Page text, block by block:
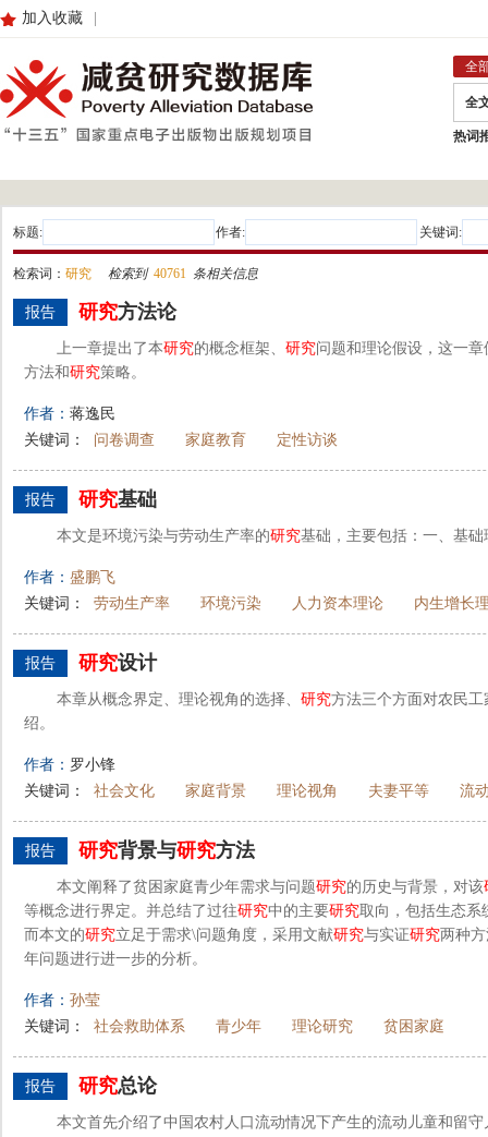
加入收藏
全
全
热词
标题: 作者: 关键词:
检索词： 研究 检索到 40761 条相关信息
报告 研究方法论
上一章提出了本研究的概念框架、 研究问题和理论假设，这一
方法和研究策略。
作者： 蒋逸民
关键词：
问卷调查 家庭教育 定性访谈
报告 研究基础
本文是环境污染与劳动生产率的研究基础，主要包括：一、基
作者： 盛鹏飞
关键词：
劳动生产率 环境污染 人力资本理论 内生增长
报告 研究设计
本章从概念界定、理论视角的选择、 研究方法三个方面对农民
绍。
作者： 罗小锋
关键词：
社会文化 家庭背景 理论视角 夫妻平等 流
报告 研究背景与研究方法
本文阐释了贫困家庭青少年需求与问题研究的历史与背景，对该
等概念进行界定。并总结了过往研究中的主要研究取向，包括生态系
而本文的研究立足于需求\问题角度，采用文献研究与实证研究两种
年问题进行进一步的分析。
作者： 孙莹
关键词：
社会救助体系 青少年 理论研究 贫困家庭
报告 研究总论
本文首先介绍了中国农村人口流动情况下产生的流动儿童和留